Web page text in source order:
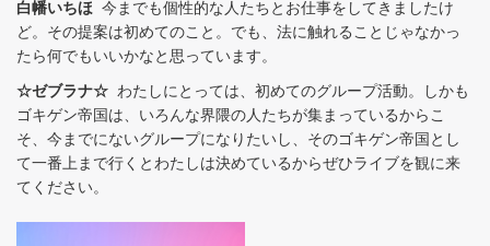
白幡いちほ 今までも個性的な人たちとお仕事をしてきましたけ
ど。その提案は初めてのこと。でも、法に触れることじゃなかっ
たら何でもいいかなと思っています。
☆ゼブラナ☆ わたしにとっては、初めてのグループ活動。しかも
ゴキゲン帝国は、いろんな界隈の人たちが集まっているからこ
そ、今までにないグループになりたいし、そのゴキゲン帝国とし
て一番上まで行くとわたしは決めているからぜひライブを観に来
てください。